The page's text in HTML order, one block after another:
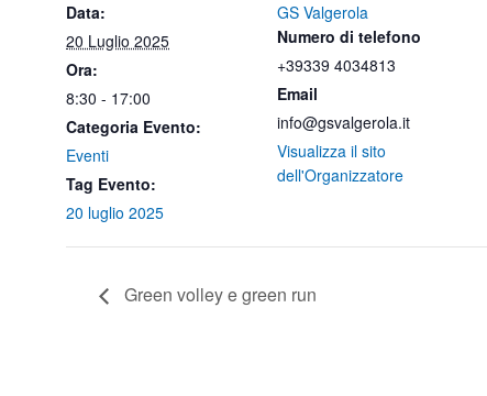
Data:
20 Luglio 2025
Ora:
8:30 - 17:00
Categoria Evento:
Eventi
Tag Evento:
20 luglio 2025
GS Valgerola
Numero di telefono
+39339 4034813
Email
info@gsvalgerola.it
Visualizza il sito
dell'Organizzatore
Green volley e green run